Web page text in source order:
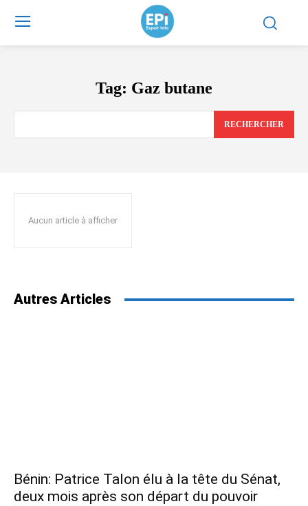
Tag: Gaz butane
RECHERCHER
Aucun article à afficher
Autres Articles
Bénin: Patrice Talon élu à la tête du Sénat,
deux mois après son départ du pouvoir